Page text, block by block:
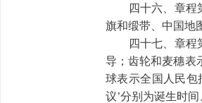
四十六、章程第
旗和缎带、中国地
四十七、章程第
导；齿轮和麦穗表
球表示全国人民包
议’分别为诞生时